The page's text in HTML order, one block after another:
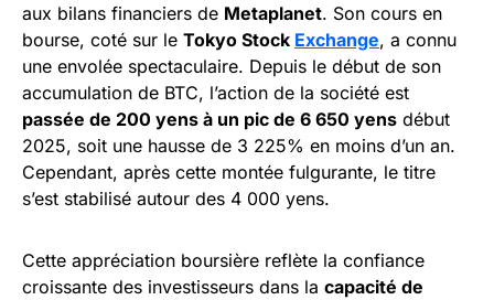
aux bilans financiers de Metaplanet. Son cours en
bourse, coté sur le Tokyo Stock Exchange, a connu
une envolée spectaculaire. Depuis le début de son
accumulation de BTC, l’action de la société est
passée de 200 yens à un pic de 6 650 yens début
2025, soit une hausse de 3 225% en moins d’un an.
Cependant, après cette montée fulgurante, le titre
s’est stabilisé autour des 4 000 yens.
Cette appréciation boursière reflète la confiance
croissante des investisseurs dans la capacité de